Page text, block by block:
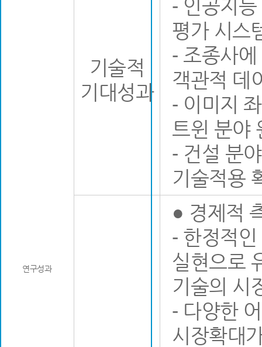
연구성과
기술적
기대성과
- 인공지
평가 시스
- 조종사
객관적 데
- 이미지
트윈 분야
- 건설 분
기술적용
● 경제적
- 한정적
실현으로
기술의 시
- 다양한
시장확대